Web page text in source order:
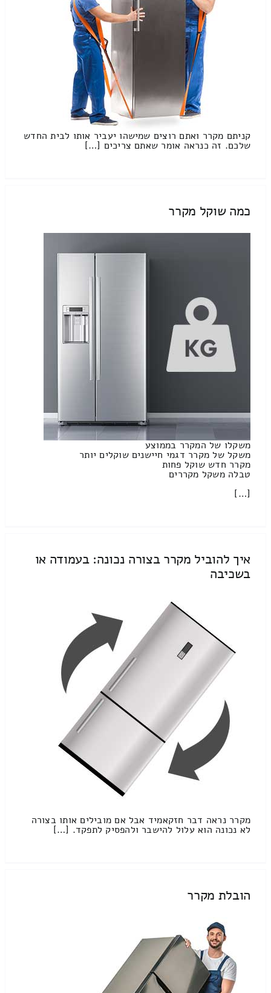
קניתם מקרר ואתם רוצים שמישהו יעביר אותו לבית החדש
שלכם. זה כנראה אומר שאתם צריכים […]
כמה שוקל מקרר
משקלו של המקרר בממוצע
משקל של מקרר דגמי חיישנים שוקלים יותר
מקרר חדש שוקל פחות
טבלה משקל מקררים
[…]
איך להוביל מקרר בצורה נכונה: בעמודה או
בשכיבה
מקרר נראה דבר חזקאמיד אבל אם מובילים אותו בצורה
לא נכונה הוא עלול להישבר ולהפסיק לתפקד. […]
הובלת מקרר